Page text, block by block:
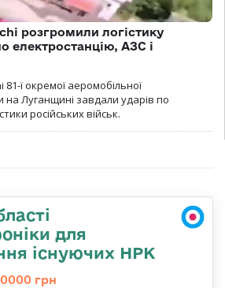
розгромили логістику
електростанцію, АЗС і
ї окремої аеромобільної
на Луганщині завдали ударів по
російських військ.
для
існуючих НРК
грн